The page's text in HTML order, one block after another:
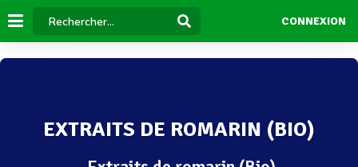
CONNEXION
EXTRAITS DE ROMARIN (BIO)